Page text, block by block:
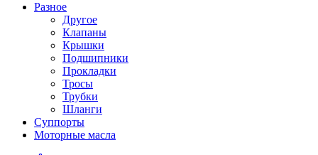
Разное
Другое
Клапаны
Крышки
Подшипники
Прокладки
Тросы
Трубки
Шланги
Суппорты
Моторные масла